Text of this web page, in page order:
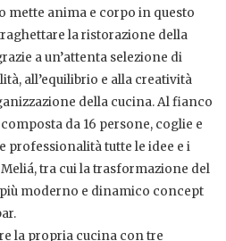
mette anima e corpo in questo
la ristorazione della
a un’attenta selezione di
all’equilibrio e alla creatività
della cucina. Al fianco
da 16 persone, coglie e
professionalità tutte le idee e i
tra cui la trasformazione del
moderno e dinamico concept
la propria cucina con tre